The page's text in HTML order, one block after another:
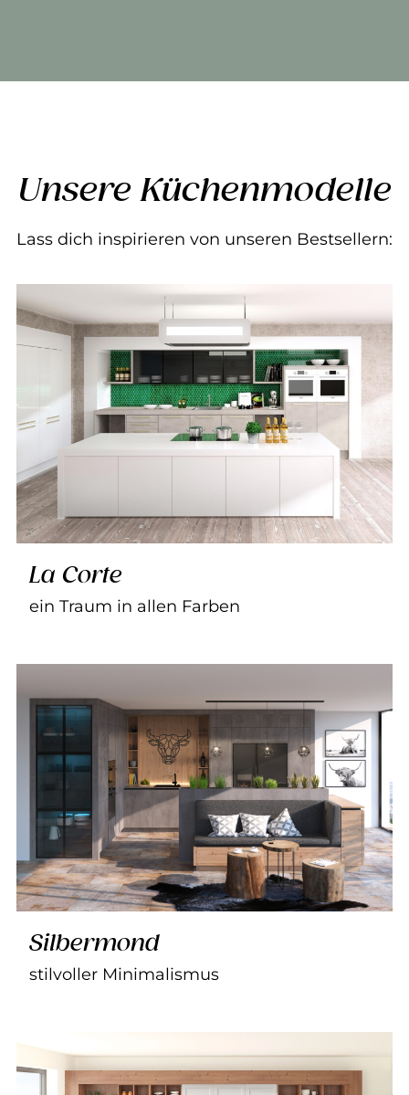
Unsere Küchenmodelle
Lass dich inspirieren von unseren Bestsellern:
La Corte
ein Traum in allen Farben
Silbermond
stilvoller Minimalismus